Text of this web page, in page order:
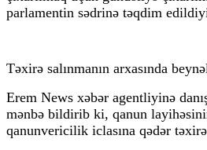
parlamentin sədrinə təqdim
Təxirə salınmanın arxasında
Erem News xəbər agentliyinə
mənbə bildirib ki, qanun
qanunvericilik iclasına qədər təxirə